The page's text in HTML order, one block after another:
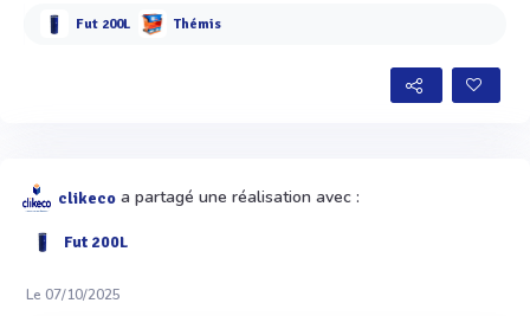
Fut 200L Thémis
clikeco a partagé une réalisation avec :
Fut 200L
Le 07/10/2025